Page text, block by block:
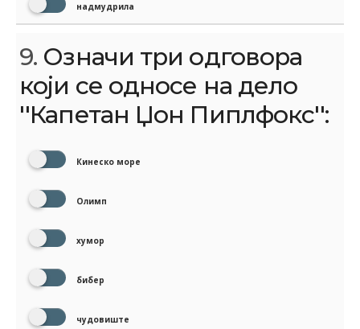
надмудрила
9. Означи три одговора
који се односе на дело
''Капетан Џон Пиплфокс'':
Кинеско море
Олимп
хумор
бибер
чудовиште